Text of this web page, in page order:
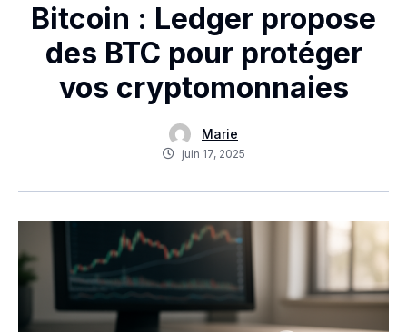
Bitcoin : Ledger propose
des BTC pour protéger
vos cryptomonnaies
Marie
juin 17, 2025